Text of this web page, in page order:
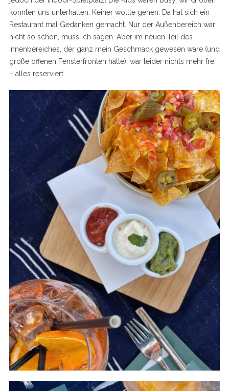
konnten uns unterhalten. Keiner wollte gehen. Da hat sich ein
Restaurant mal Gedanken gemacht. Nur der Außenbereich war
nicht so schön, muss ich sagen. Aber im neuen Teil des
Innenbereiches, der ganz mein Geschmack gewesen wäre (und
große offenen Fensterfronten hatte), war leider nichts mehr frei
– alles reserviert.